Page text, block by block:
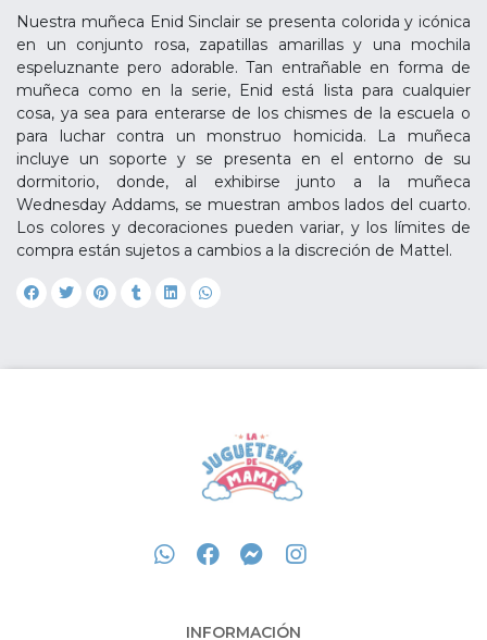
Nuestra muñeca Enid Sinclair se presenta colorida y icónica
en un conjunto rosa, zapatillas amarillas y una mochila
espeluznante pero adorable. Tan entrañable en forma de
muñeca como en la serie, Enid está lista para cualquier
cosa, ya sea para enterarse de los chismes de la escuela o
para luchar contra un monstruo homicida. La muñeca
incluye un soporte y se presenta en el entorno de su
dormitorio, donde, al exhibirse junto a la muñeca
Wednesday Addams, se muestran ambos lados del cuarto.
Los colores y decoraciones pueden variar, y los límites de
compra están sujetos a cambios a la discreción de Mattel.
INFORMACIÓN